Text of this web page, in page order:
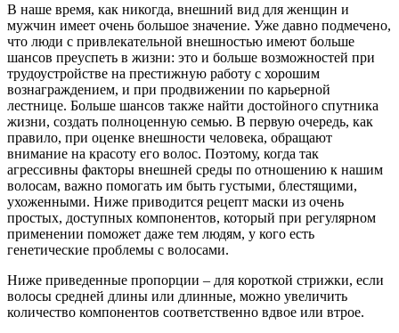
В наше время, как никогда, внешний вид для женщин и
мужчин имеет очень большое значение. Уже давно подмечено,
что люди с привлекательной внешностью имеют больше
шансов преуспеть в жизни: это и больше возможностей при
трудоустройстве на престижную работу с хорошим
вознаграждением, и при продвижении по карьерной
лестнице. Больше шансов также найти достойного спутника
жизни, создать полноценную семью. В первую очередь, как
правило, при оценке внешности человека, обращают
внимание на красоту его волос. Поэтому, когда так
агрессивны факторы внешней среды по отношению к нашим
волосам, важно помогать им быть густыми, блестящими,
ухоженными. Ниже приводится рецепт маски из очень
простых, доступных компонентов, который при регулярном
применении поможет даже тем людям, у кого есть
генетические проблемы с волосами.
Ниже приведенные пропорции – для короткой стрижки, если
волосы средней длины или длинные, можно увеличить
количество компонентов соответственно вдвое или втрое.